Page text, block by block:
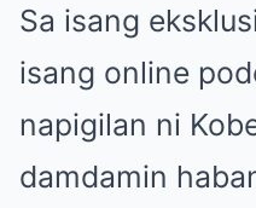
Sa isang
isang online
napigilan ni
damdamin